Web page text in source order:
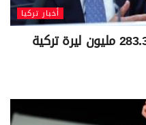
أخبار تركيا
تبرعات “الحزب الجديد” تسجل 283.3 مليون ليرة تركية